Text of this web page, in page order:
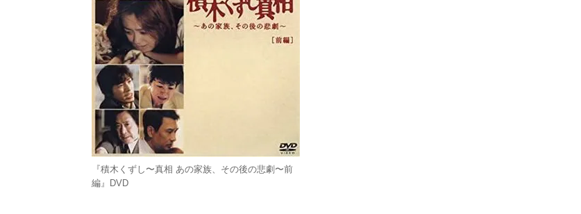
『積木くずし〜真相 あの家族、その後の悲劇〜前
編』DVD